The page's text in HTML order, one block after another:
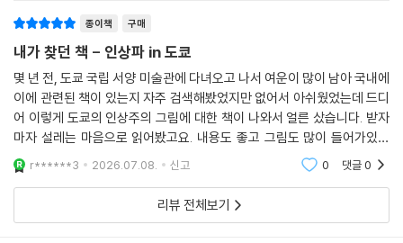
초상을 보고 부인이 팔의 비율이 맞지 않는다고 불평하자, 마티스는 오히
이것은 그림입니다.”
---p.308
쿄를 ‘가장 가까운 유럽’으로 바꿔놓는다. 주요 미술관을 중심으로 작품을
어떻게 감상하면 좋은지 안내하면서도, 단순한 정보 제공에 머물지 않고
각 공간을 하나의 이야기로 연결한다. 도쿄에는 모네의 수련, 르누아르의
인물화, 마네와 드가의 작품이 생각보다 가까운 거리에 흩어져 있으며, 인
상파의 시작부터 발전, 이후의 확장까지 한 도시 안에서 경험할 수 있다.
도쿄 국립서양미술관은 인상파뿐만 아니라 르네상스, 바로크, 로코코, 신
고전주의 등 16세기부터 20세기까지 서양 회화의 흐름을 한눈에 볼 수 있
는 충실한 컬렉션의 미술관이다. 아티존 미술관은 도쿄역에서 가까우며 인
상파 작품이 컬렉션에서 차지하는 비중이 크다. 솜포 미술관은 고흐의 〈해
종이책 구매
내가 찾던 책 - 인상파 in 도쿄
몇 년 전, 도쿄 국립 서양 미술관에 다녀오고 나서 여운이 많이 남아 국내에
이에 관련된 책이 있는지 자주 검색해봤었지만 없어서 아쉬웠었는데 드디
어 이렇게 도쿄의 인상주의 그림에 대한 책이 나와서 얼른 샀습니다. 받자
마자 설레는 마음으로 읽어봤고요. 내용도 좋고 그림도 많이 들어가있어
짱 좋아요. 뒷부분엔 도쿄의 인상주의 작품을 볼 수 있는 미술관과 그림 리
스트까지 쭉
r******3 2026.07.08. 신고 0 댓글0
리뷰 전체보기